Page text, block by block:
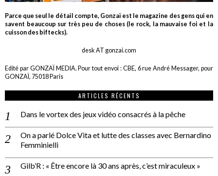
Parce que seul le détail compte, Gonzaï est le magazine des gens qui en
savent beaucoup sur très peu de choses (le rock, la mauvaise foi et la
cuisson des biftecks).
desk AT gonzai.com
Edité par GONZAÏ MEDIA. Pour tout envoi : CBE, 6 rue André Messager, pour
GONZAÏ, 75018 Paris
ARTICLES RÉCENTS
Dans le vortex des jeux vidéo consacrés à la pêche
On a parlé Dolce Vita et lutte des classes avec Bernardino
Femminielli
Gilb’R : « Être encore là 30 ans après, c’est miraculeux »